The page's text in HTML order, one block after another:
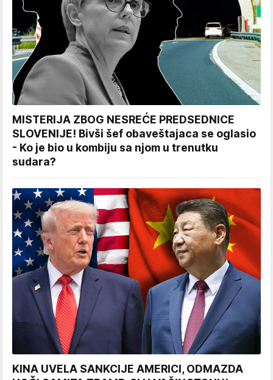
MISTERIJA ZBOG NESREĆE PREDSEDNICE
SLOVENIJE! Bivši šef obaveštajaca se oglasio
- Ko je bio u kombiju sa njom u trenutku
sudara?
KINA UVELA SANKCIJE AMERICI, ODMAZDA